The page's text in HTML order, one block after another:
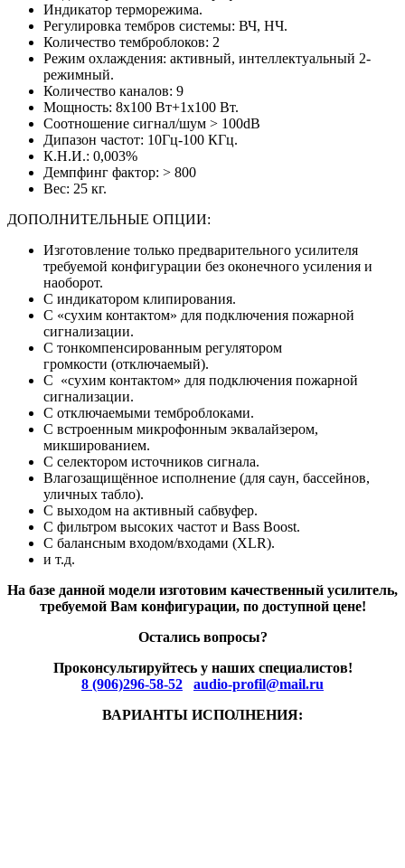
Индикатор терморежима.
Регулировка тембров системы: ВЧ, НЧ.
Количество темброблоков: 2
Режим охлаждения: активный, интеллектуальный 2-
режимный.
Количество каналов: 9
Мощность: 8х100 Вт+1х100 Вт.
Соотношение сигнал/шум > 100dB
Дипазон частот: 10Гц-100 КГц.
К.Н.И.: 0,003%
Демпфинг фактор: > 800
Вес: 25 кг.
ДОПОЛНИТЕЛЬНЫЕ ОПЦИИ:
Изготовление только предварительного усилителя
требуемой конфигурации без оконечного усиления и
наоборот.
С индикатором клипирования.
С «сухим контактом» для подключения пожарной
сигнализации.
С тонкомпенсированным регулятором
громкости (отключаемый).
С «сухим контактом» для подключения пожарной
сигнализации.
С отключаемыми темброблоками.
С встроенным микрофонным эквалайзером,
микшированием.
С селектором источников сигнала.
Влагозащищённое исполнение (для саун, бассейнов,
уличных табло).
С выходом на активный сабвуфер.
С фильтром высоких частот и Bass Boost.
С балансным входом/входами (XLR).
и т.д.
На базе данной модели изготовим качественный усилитель,
требуемой Вам конфигурации, по доступной цене!
Остались вопросы?
Проконсультируйтесь у наших специалистов!
8 (906)296-58-52
audio-profil@mail.ru
ВАРИАНТЫ ИСПОЛНЕНИЯ: